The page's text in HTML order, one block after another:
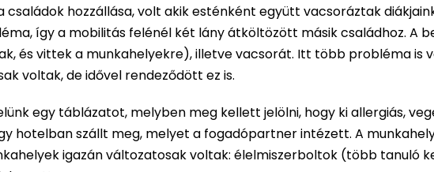
hozzállása, volt akik esténként együtt vacsoráztak
így a mobilitás felénél két lány átköltözött másik családhoz. A
és vittek a munkahelyekre), illetve vacsorát. Itt több probléma is
voltak, de idővel rendeződött ez is.
egy táblázatot, melyben meg kellett jelölni, hogy ki allergiás,
hotelban szállt meg, melyet a fogadópartner intézett. A
igazán változatosak voltak: élelmiszerboltok (több tanuló